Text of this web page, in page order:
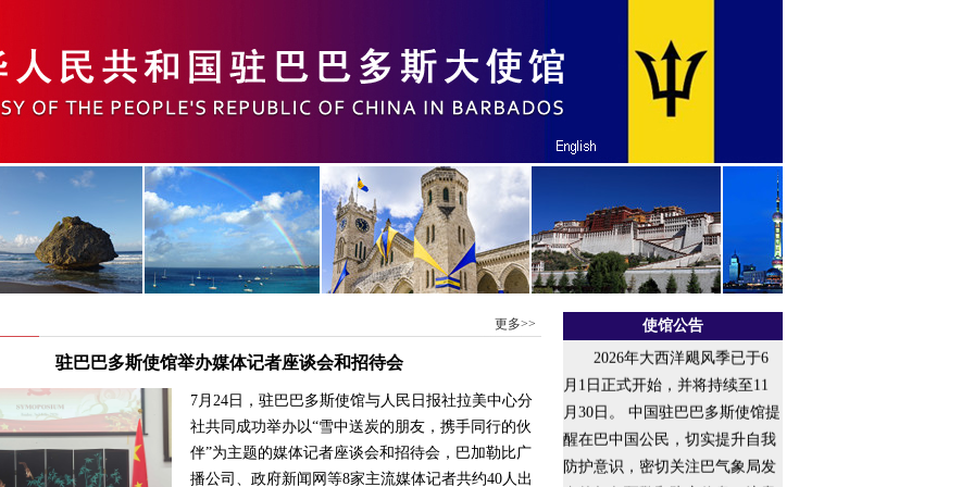
更多>>
驻巴巴多斯使馆举办媒体记者座谈会和招待会
7月24日，驻巴巴多斯使馆与人民日报社拉美中心分
社共同成功举办以“雪中送炭的朋友，携手同行的伙
伴”为主题的媒体记者座谈会和招待会，巴加勒比广
播公司、政府新闻网等8家主流媒体记者共约40人出
使馆公告
2026年大西洋飓风季已于6
月1日正式开始，并将持续至11
月30日。 中国驻巴巴多斯使馆提
醒在巴中国公民，切实提升自我
防护意识，密切关注巴气象局发